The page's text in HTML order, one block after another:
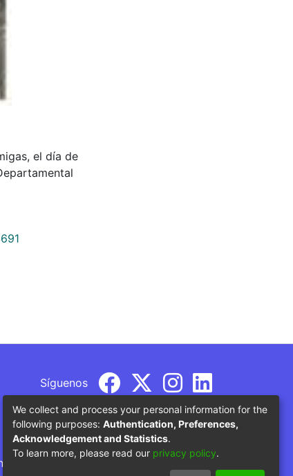
el día de
Síguenos
por parte del Ministerio de Educación
We collect and process your personal information for the
following purposes: Authentication, Preferences,
Acknowledgement and Statistics.
To learn more, please read our privacy policy.